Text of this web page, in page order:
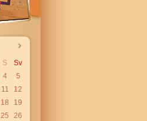
S
Sv
4
5
11
12
18
19
25
26